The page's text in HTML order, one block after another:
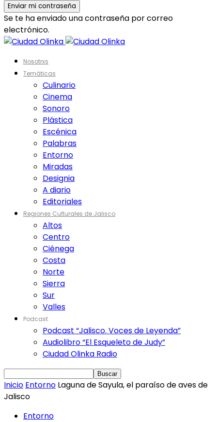
Se te ha enviado una contraseña por correo
electrónico.
Nosotrxs
Temáticas
Culinario
Cinema
Sonoro
Plástica
Escénica
Palabras
Entorno
Miradas
Designia
A diario
Editoriales
Regiones Culturales de Jalisco
Altos
Centro
Ciénega
Costa
Norte
Sierra
Sur
Valles
Podcast
Podcast “Jalisco. Voces de Leyenda”
Audiolibro “El Esqueleto de Judy”
Ciudad Olinka Radio
Inicio Entorno Laguna de Sayula, el paraíso de aves de
Jalisco
Entorno